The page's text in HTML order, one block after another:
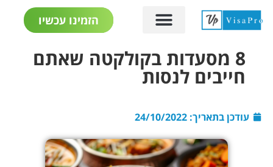
הזמינו עכשיו
8 מסעדות בקולקטה שאתם
חייבים לנסות
עודכן בתאריך: 24/10/2022